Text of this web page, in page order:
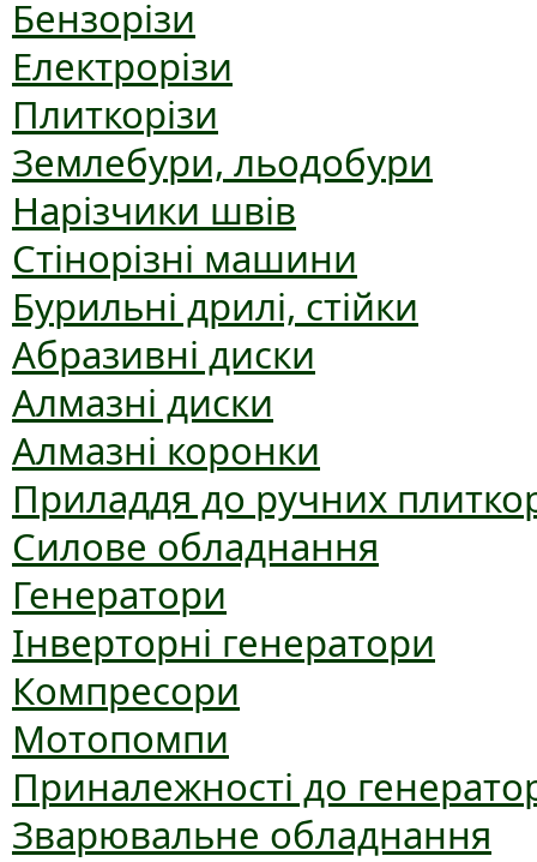
Бензорізи
Електрорізи
Плиткорізи
Землебури, льодобури
Нарізчики швів
Стінорізні машини
Бурильні дрилі, стійки
Абразивні диски
Алмазні диски
Алмазні коронки
Приладдя до ручних
Силове обладнання
Генератори
Інверторні генератори
Компресори
Мотопомпи
Приналежності до
Зварювальне обладнання